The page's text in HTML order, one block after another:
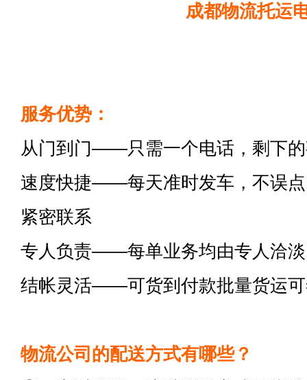
成都物流托运
服务优势：
从门到门——只需一个电话，剩下
速度快捷——每天准时发车，不误
紧密联系
专人负责——每单业务均由专人洽
结帐灵活——可货到付款批量货运
物流公司的配送方式有哪些？